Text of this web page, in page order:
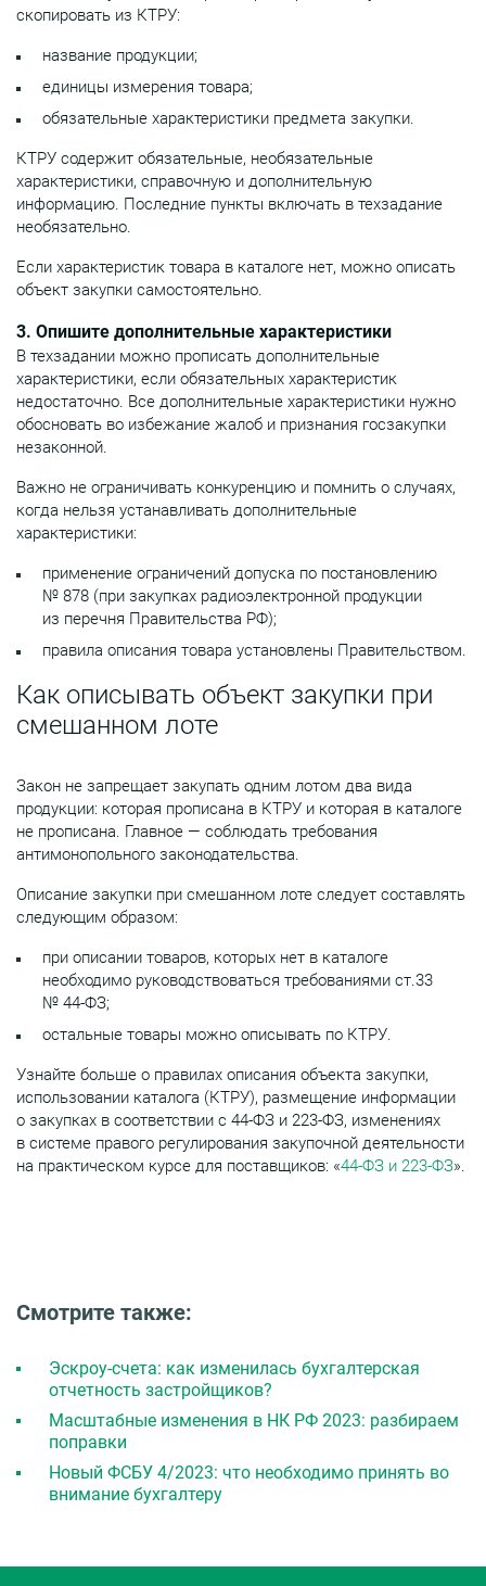
скопировать из КТРУ:
название продукции;
единицы измерения товара;
обязательные характеристики предмета закупки.
КТРУ содержит обязательные, необязательные
характеристики, справочную и дополнительную
информацию. Последние пункты включать в техзадание
необязательно.
Если характеристик товара в каталоге нет, можно описать
объект закупки самостоятельно.
3. Опишите дополнительные характеристики
В техзадании можно прописать дополнительные
характеристики, если обязательных характеристик
недостаточно. Все дополнительные характеристики нужно
обосновать во избежание жалоб и признания госзакупки
незаконной.
Важно не ограничивать конкуренцию и помнить о случаях,
когда нельзя устанавливать дополнительные
характеристики:
применение ограничений допуска по постановлению
№ 878 (при закупках радиоэлектронной продукции
из перечня Правительства РФ);
правила описания товара установлены Правительством.
Как описывать объект закупки при
смешанном лоте
Закон не запрещает закупать одним лотом два вида
продукции: которая прописана в КТРУ и которая в каталоге
не прописана. Главное — соблюдать требования
антимонопольного законодательства.
Описание закупки при смешанном лоте следует составлять
следующим образом:
при описании товаров, которых нет в каталоге
необходимо руководствоваться требованиями ст.33
№ 44-ФЗ;
остальные товары можно описывать по КТРУ.
Узнайте больше о правилах описания объекта закупки,
использовании каталога (КТРУ), размещение информации
о закупках в соответствии с 44-ФЗ и 223-ФЗ, изменениях
в системе правого регулирования закупочной деятельности
на практическом курсе для поставщиков: «44-ФЗ и 223-ФЗ».
Смотрите также:
Эскроу-счета: как изменилась бухгалтерская
отчетность застройщиков?
Масштабные изменения в НК РФ 2023: разбираем
поправки
Новый ФСБУ 4/2023: что необходимо принять во
внимание бухгалтеру